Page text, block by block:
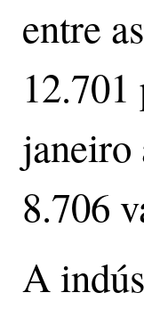
entre
janeiro
8.706
A